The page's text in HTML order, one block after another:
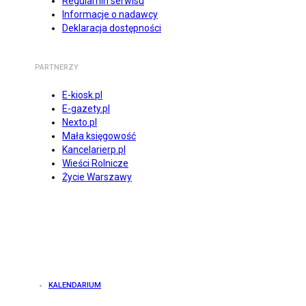
Informacje o nadawcy
Deklaracja dostępności
PARTNERZY
E-kiosk.pl
E-gazety.pl
Nexto.pl
Mała księgowość
Kancelarierp.pl
Wieści Rolnicze
Życie Warszawy
KALENDARIUM